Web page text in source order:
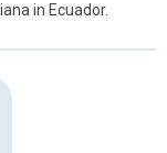
in Ecuador.